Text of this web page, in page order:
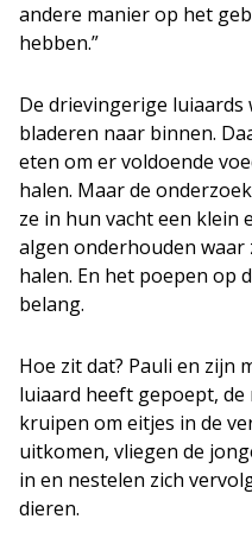
andere manier op het
hebben.”
De drievingerige
bladeren naar binnen.
eten om er voldoende
halen. Maar de
ze in hun vacht een klein
algen onderhouden
halen. En het poepen op
belang.
Hoe zit dat? Pauli en zijn
luiaard heeft gepoept,
kruipen om eitjes in de
uitkomen, vliegen de
in en nestelen zich
dieren.